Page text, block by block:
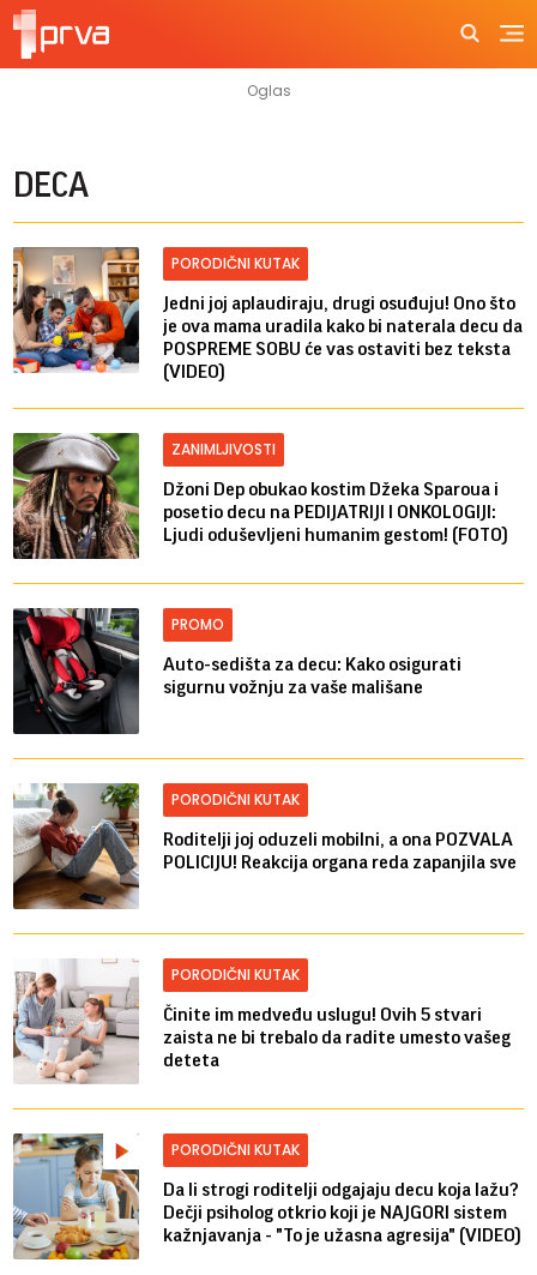
DECA
PORODIČNI KUTAK
Jedni joj aplaudiraju, drugi osuđuju! Ono što
je ova mama uradila kako bi naterala decu da
POSPREME SOBU će vas ostaviti bez teksta
(VIDEO)
ZANIMLJIVOSTI
Džoni Dep obukao kostim Džeka Sparoua i
posetio decu na PEDIJATRIJI I ONKOLOGIJI:
Ljudi oduševljeni humanim gestom! (FOTO)
PROMO
Auto-sedišta za decu: Kako osigurati
sigurnu vožnju za vaše mališane
PORODIČNI KUTAK
Roditelji joj oduzeli mobilni, a ona POZVALA
POLICIJU! Reakcija organa reda zapanjila sve
PORODIČNI KUTAK
Činite im medveđu uslugu! Ovih 5 stvari
zaista ne bi trebalo da radite umesto vašeg
deteta
PORODIČNI KUTAK
Da li strogi roditelji odgajaju decu koja lažu?
Dečji psiholog otkrio koji je NAJGORI sistem
kažnjavanja - "To je užasna agresija" (VIDEO)